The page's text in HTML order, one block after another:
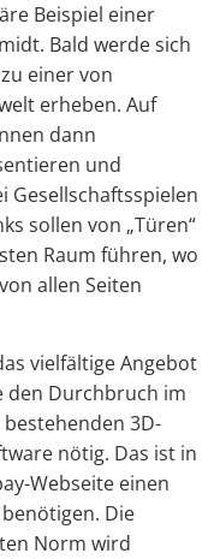
Beispiel einer
Bald werde sich
einer von
erheben. Auf
dann
und
sollen von „Türen“
Raum führen, wo
allen Seiten
vielfältige Angebot
den Durchbruch im
3D-
nötig. Das ist in
Webseite einen
Die
Norm wird